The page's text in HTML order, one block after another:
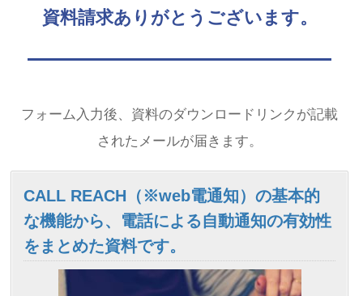
資料請求ありがとうございます。
フォーム入力後、資料のダウンロードリンクが記載
されたメールが届きます。
CALL REACH（※web電通知）の基本的
な機能から、電話による自動通知の有効性
をまとめた資料です。